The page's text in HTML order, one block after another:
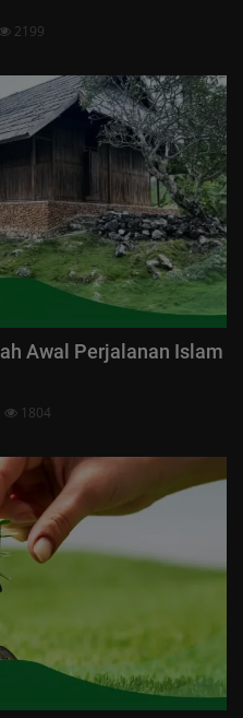
2199
Awal Perjalanan Islam
1804